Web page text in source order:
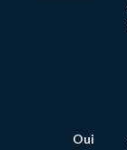
Oui